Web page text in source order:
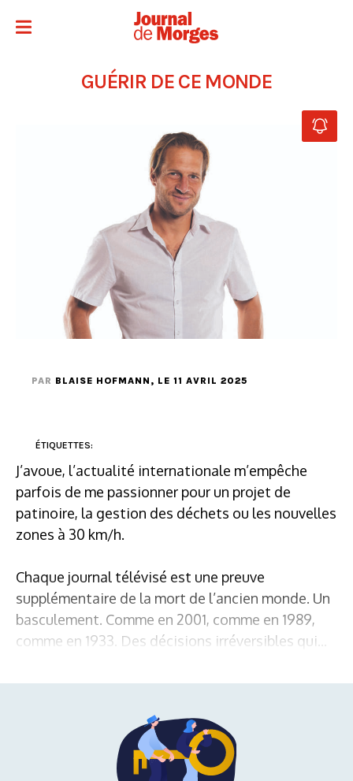
GUÉRIR DE CE MONDE
PAR BLAISE HOFMANN , LE 11 AVRIL 2025
ÉTIQUETTES:
J’avoue, l’actualité internationale m’empêche
parfois de me passionner pour un projet de
patinoire, la gestion des déchets ou les nouvelles
zones à 30 km/h.
Chaque journal télévisé est une preuve
supplémentaire de la mort de l’ancien monde. Un
basculement. Comme en 2001, comme en 1989,
comme en 1933. Des décisions irréversibles qui...